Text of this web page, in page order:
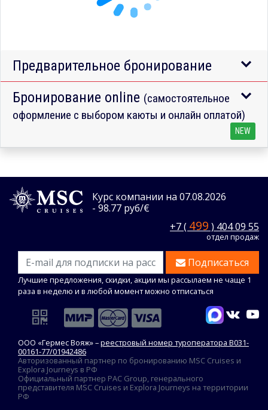
Предварительное бронирование
Бронирование online (самостоятельное
оформление с выбором каюты и онлайн оплатой)
NEW
Курс компании на 07.08.2026
- 98.77 руб/€
+7 ( 499 ) 404 09 55
отдел продаж
Подписаться
Лучшие предложения, скидки, акции мы рассылаем не чаще 1
раза в неделю и в любой момент можно отписаться
ООО «Гермес Вояж» –реестровый номер туроператора В031-
00161-77/01942486
Авторизованный партнер по бронированию MSC Cruises и
Explora Journeys в РФ
Официальный партнер PAC Group, генерального
представителя MSC Cruises и Explora Journeys на территории
РФ